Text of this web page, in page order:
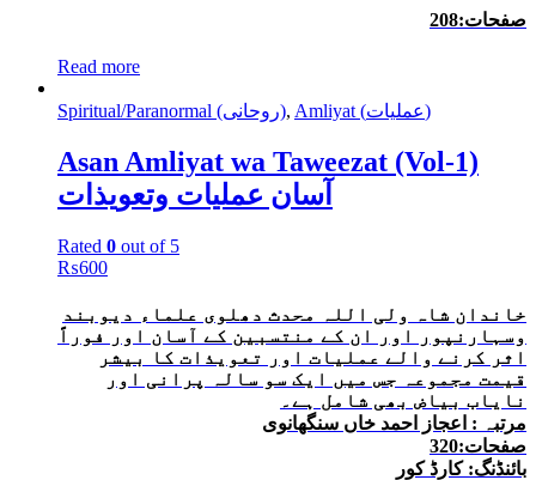
صفحات:208
Read more
Spiritual/Paranormal (روحانی), Amliyat (عملیات)
Asan Amliyat wa Taweezat (Vol-1)
آسان عملیات وتعویذات
Rated 0 out of 5
₨600
خاندان شاہ ولی اللہ محدث دھلوی علماء دیوبند
وسہارنپور اور ان کے منتسبین کے آسان اور فوراً
اثر کرنے والے عملیات اور تعویذات کا بیشر
قیمت مجموعہ جس میں ایک سو سالہ پرانی اور
نایاب بیاض بھی شامل ہے۔
مرتبہ : اعجاز احمد خاں سنگھانوی
صفحات:320
بائنڈنگ: کارڈ کور